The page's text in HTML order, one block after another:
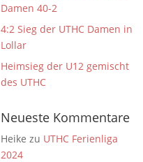
Damen 40-2
4:2 Sieg der UTHC Damen in
Lollar
Heimsieg der U12 gemischt
des UTHC
Neueste Kommentare
Heike zu UTHC Ferienliga
2024